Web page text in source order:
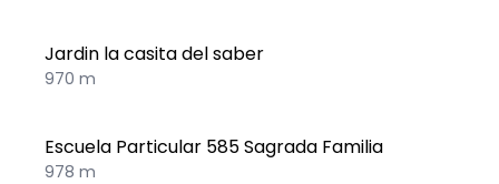
Jardin la casita del saber
970 m
Escuela Particular 585 Sagrada Familia
978 m